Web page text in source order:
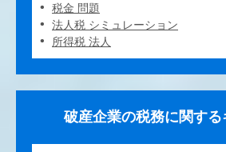
税金 問題
法人税 シミュレーション
所得税 法人
破産企業の税務に関する